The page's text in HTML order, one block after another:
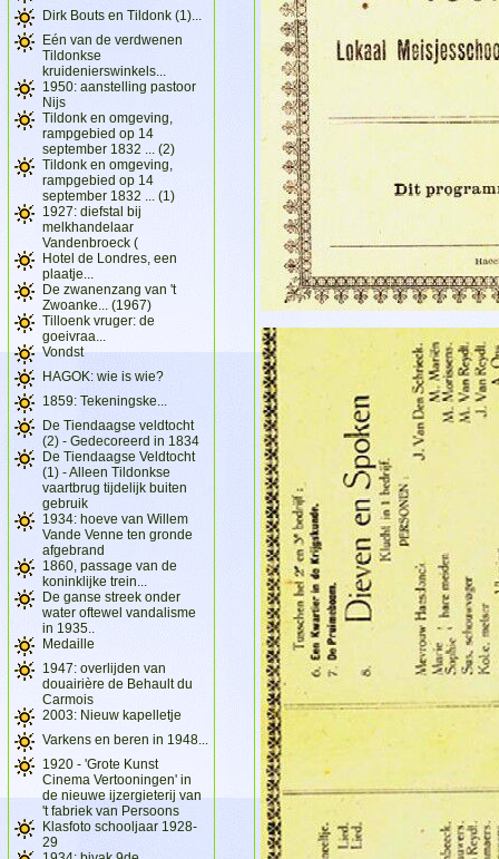
Dirk Bouts en Tildonk (1)...
Eén van de verdwenen
Tildonkse
kruidenierswinkels...
1950: aanstelling pastoor
Nijs
Tildonk en omgeving,
rampgebied op 14
september 1832 ... (2)
Tildonk en omgeving,
rampgebied op 14
september 1832 ... (1)
1927: diefstal bij
melkhandelaar
Vandenbroeck (
Hotel de Londres, een
plaatje...
De zwanenzang van 't
Zwoanke... (1967)
Tilloenk vruger: de
goeivraa...
Vondst
HAGOK: wie is wie?
1859: Tekeningske...
De Tiendaagse veldtocht
(2) - Gedecoreerd in 1834
De Tiendaagse Veldtocht
(1) - Alleen Tildonkse
vaartbrug tijdelijk buiten
gebruik
1934: hoeve van Willem
Vande Venne ten gronde
afgebrand
1860, passage van de
koninklijke trein...
De ganse streek onder
water oftewel vandalisme
in 1935..
Medaille
1947: overlijden van
douairière de Behault du
Carmois
2003: Nieuw kapelletje
Varkens en beren in 1948...
1920 - 'Grote Kunst
Cinema Vertooningen' in
de nieuwe ijzergieterij van
't fabriek van Persoons
Klasfoto schooljaar 1928-
29